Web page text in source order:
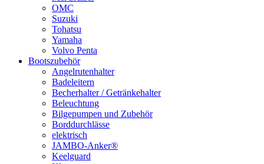
OMC
Suzuki
Tohatsu
Yamaha
Volvo Penta
Bootszubehör
Angelrutenhalter
Badeleitern
Becherhalter / Getränkehalter
Beleuchtung
Bilgepumpen und Zubehör
Borddurchlässe
elektrisch
JAMBO-Anker®
Keelguard